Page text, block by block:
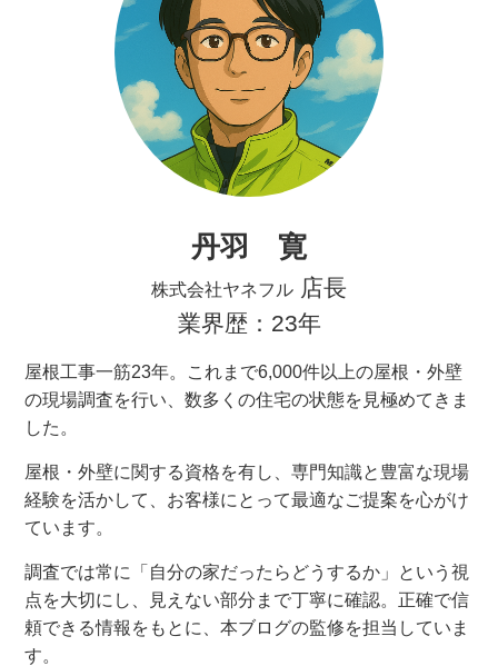
丹羽 寛
株式会社ヤネフル 店長
業界歴：23年
屋根工事一筋23年。これまで6,000件以上の屋根・外壁
の現場調査を行い、数多くの住宅の状態を見極めてきま
した。
屋根・外壁に関する資格を有し、専門知識と豊富な現場
経験を活かして、お客様にとって最適なご提案を心がけ
ています。
調査では常に「自分の家だったらどうするか」という視
点を大切にし、見えない部分まで丁寧に確認。正確で信
頼できる情報をもとに、本ブログの監修を担当していま
す。